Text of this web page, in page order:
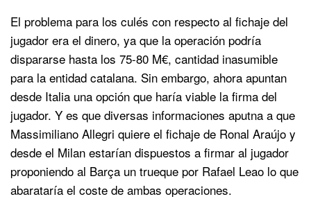
El problema para los culés con respecto al fichaje del
jugador era el dinero, ya que la operación podría
dispararse hasta los 75-80 M€, cantidad inasumible
para la entidad catalana. Sin embargo, ahora apuntan
desde Italia una opción que haría viable la firma del
jugador. Y es que diversas informaciones aputna a que
Massimiliano Allegri quiere el fichaje de Ronal Araújo y
desde el Milan estarían dispuestos a firmar al jugador
proponiendo al Barça un trueque por Rafael Leao lo que
abarataría el coste de ambas operaciones.